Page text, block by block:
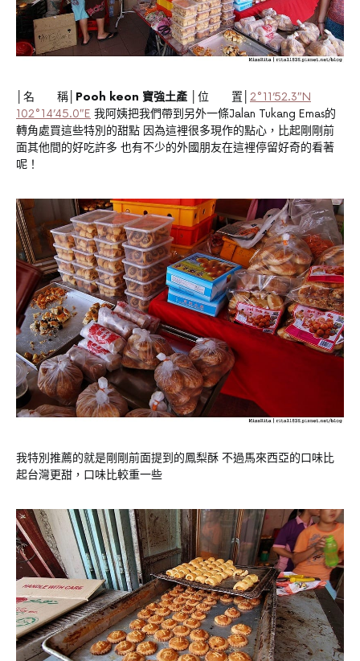
│名 稱│ Pooh keon 寶強土產 │位 置│ 2°11’52.3″N
102°14’45.0″E 我阿姨把我們帶到另外一條Jalan Tukang Emas的
轉角處買這些特別的甜點 因為這裡很多現作的點心，比起剛剛前
面其他間的好吃許多 也有不少的外國朋友在這裡停留好奇的看著
呢！
我特別推薦的就是剛剛前面提到的鳳梨酥 不過馬來西亞的口味比
起台灣更甜，口味比較重一些